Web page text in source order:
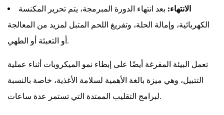
حيث
السعة
والتصميم
5
المعلمات
التي
يجب
الانتهاء: بعد انتهاء الدورة المبرمجة، يتم تحرير المكنسة
الكهربائية، وإمالة الحلة، وتفريغ اللحم المتبل لمزيد من المعالجة
أو التعبئة أو الطهي.
تعمل البيئة المفرغة أيضًا على إبطاء نمو الميكروبات أثناء عملية
التتبيل، وهي ميزة بالغة الأهمية لسلامة الأغذية، خاصة بالنسبة
لبرامج التقليب الممتدة التي تستمر عدة ساعات.